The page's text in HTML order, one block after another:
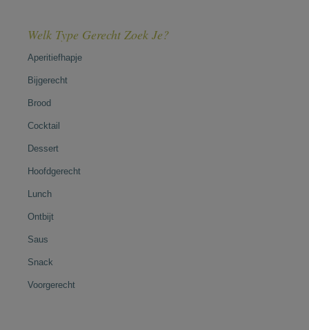
Welk Type Gerecht Zoek Je?
Aperitiefhapje
Bijgerecht
Brood
Cocktail
Dessert
Hoofdgerecht
Lunch
Ontbijt
Saus
Snack
Voorgerecht